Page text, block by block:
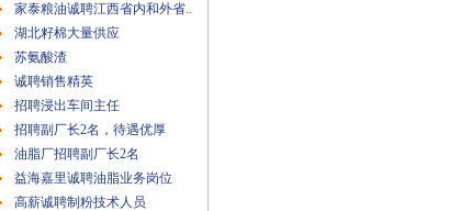
家泰粮油诚聘江西省内和外省..
湖北籽棉大量供应
苏氨酸渣
诚聘销售精英
招聘浸出车间主任
招聘副厂长2名，待遇优厚
油脂厂招聘副厂长2名
益海嘉里诚聘油脂业务岗位
高薪诚聘制粉技术人员